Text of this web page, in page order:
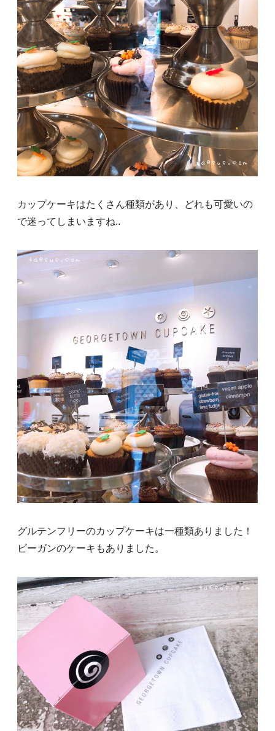
カップケーキはたくさん種類があり、どれも可愛いの
で迷ってしまいますね..
グルテンフリーのカップケーキは一種類ありました！
ビーガンのケーキもありました。